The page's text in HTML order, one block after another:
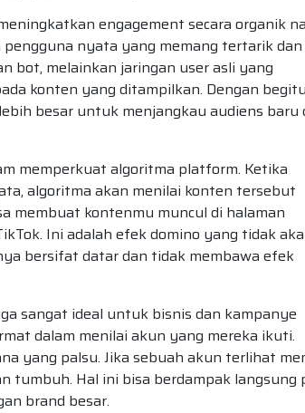
engagement secara organik
nyata yang memang tertarik
bot, melainkan jaringan user asli yang
konten yang ditampilkan. Dengan
besar untuk menjangkau audiens baru
memperkuat algoritma platform. Ketika
algoritma akan menilai konten tersebut
membuat kontenmu muncul di halaman
Ini adalah efek domino yang tidak
bersifat datar dan tidak membawa efek
sangat ideal untuk bisnis dan kampanye
dalam menilai akun yang mereka ikuti.
yang palsu. Jika sebuah akun terlihat
tumbuh. Hal ini bisa berdampak langsung
brand besar.